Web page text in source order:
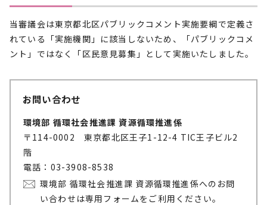
当審議会は東京都北区パブリックコメント実施要綱で定義さ
れている「実施機関」に該当しないため、「パブリックコメ
ント」ではなく「区民意見募集」として実施いたしました。
お問い合わせ
環境部 循環社会推進課 資源循環推進係
〒114-0002 東京都北区王子1-12-4 TIC王子ビル2
階
電話：03-3908-8538
環境部 循環社会推進課 資源循環推進係へのお問
い合わせは専用フォームをご利用ください。